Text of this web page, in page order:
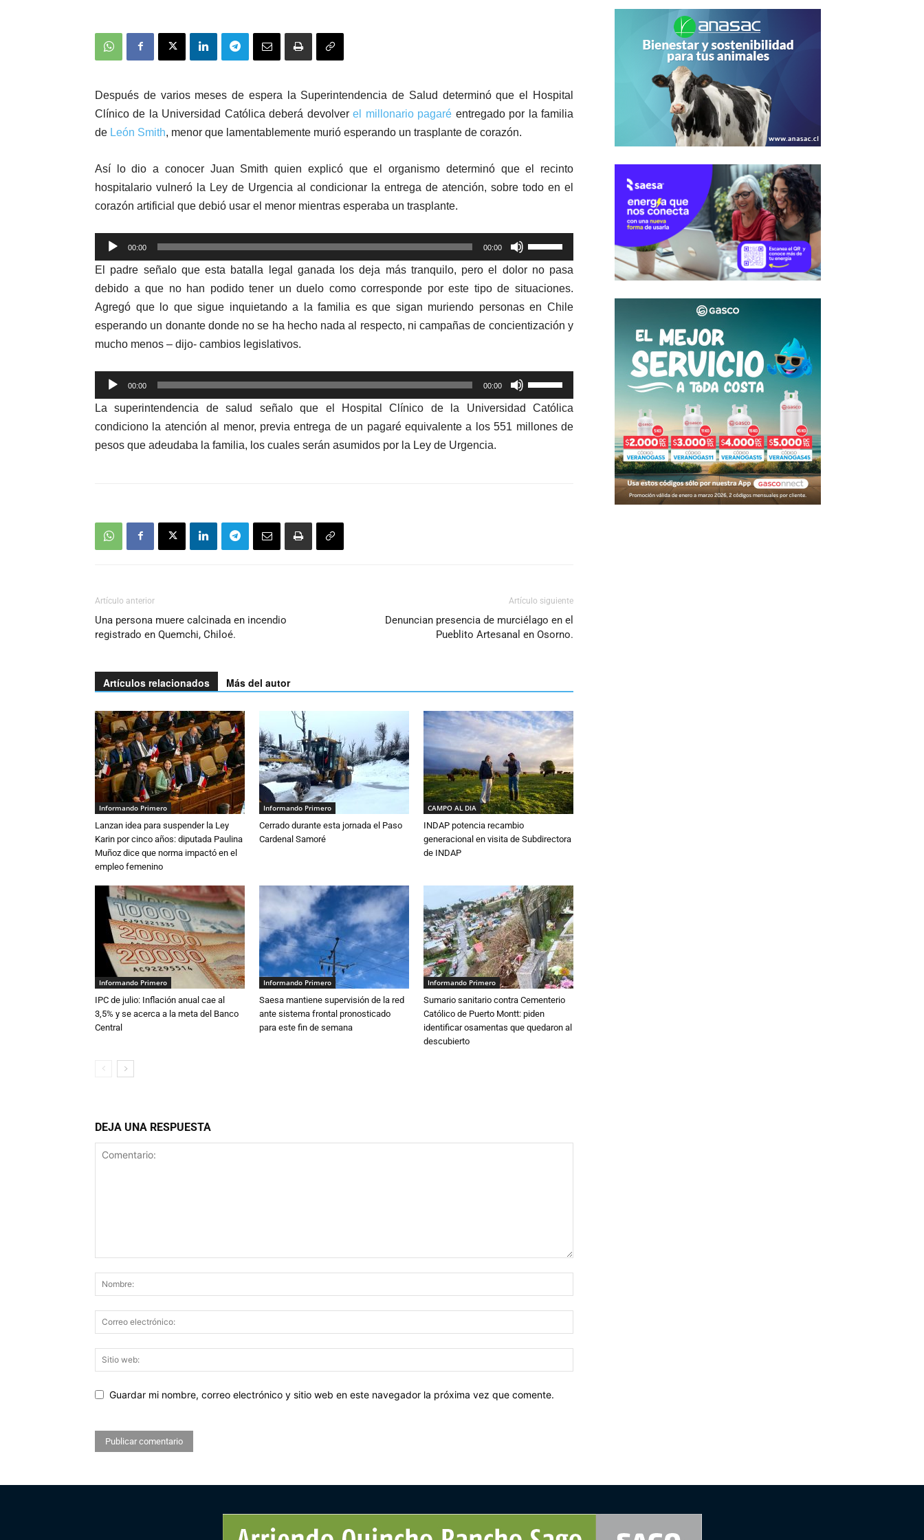
Después de varios meses de espera l a Superintendencia de Salud determinó que el Hospital
Clínico de la Universidad Católicadeberá devolverel millonario pagaré entregado por la familia
de León Smith, menor que lamentablemente murió esperando un trasplante de corazón.
Así lo dio a conocer Juan Smith quien explicó que el organismo determinó que el recinto
hospitalario vulneró la Ley de Urgencia al condicionar la entrega de atención, sobre todo en el
corazón artificial que debió usar el menor mientras esperaba un trasplante.
Reproductor
de
audio
00:00 00:00
las
teclas
de
flecha
arriba/abajo
o
disminuir
el
El padre señalo que esta batalla legal ganada los deja más tranquilo, pero el dolor no pasa
debido a que no han podido tener un duelo como corresponde por este tipo de situaciones.
Agregó que lo que sigue inquietando a la familia es que sigan muriendo personas en Chile
esperando un donante donde no se ha hecho nada al respecto, ni campañas de concientización y
mucho menos – dijo- cambios legislativos.
Reproductor
de
audio
00:00 00:00
las
teclas
de
La superintendencia de salud señalo que el Hospital Clínico de la Universidad Católica
condiciono la atención al menor, previa entrega de un pagaré equivalente a los 551 millones de
pesos que adeudaba la familia, los cuales serán asumidos por la Ley de Urgencia.
Artículo anterior
Una persona muere calcinada en incendio
registrado en Quemchi, Chiloé.
Artículo siguiente
Denuncian presencia de murciélago en el
Pueblito Artesanal en Osorno.
Artículos relacionados Más del autor
Informando Primero
Lanzan idea para suspender la Ley
Karin por cinco años: diputada Paulina
Muñoz dice que norma impactó en el
empleo femenino
Informando Primero
Cerrado durante esta jornada el Paso
Cardenal Samoré
CAMPO AL DIA
INDAP potencia recambio
generacional en visita de Subdirectora
de INDAP
Informando Primero
IPC de julio: Inflación anual cae al
3,5% y se acerca a la meta del Banco
Central
Informando Primero
Saesa mantiene supervisión de la red
ante sistema frontal pronosticado
para este fin de semana
Informando Primero
Sumario sanitario contra Cementerio
Católico de Puerto Montt: piden
identificar osamentas que quedaron al
descubierto
DEJA UNA RESPUESTA
Guardar mi nombre, correo electrónico y sitio web en este navegador la próxima vez que comente.